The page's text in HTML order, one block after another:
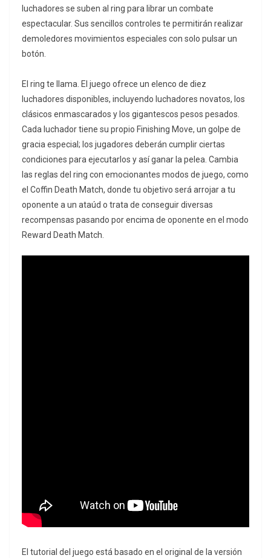
luchadores se suben al ring para librar un combate
espectacular. Sus sencillos controles te permitirán realizar
demoledores movimientos especiales con solo pulsar un
botón.
El ring te llama. El juego ofrece un elenco de diez
luchadores disponibles, incluyendo luchadores novatos, los
clásicos enmascarados y los gigantescos pesos pesados.
Cada luchador tiene su propio Finishing Move, un golpe de
gracia especial; los jugadores deberán cumplir ciertas
condiciones para ejecutarlos y así ganar la pelea. Cambia
las reglas del ring con emocionantes modos de juego, como
el Coffin Death Match, donde tu objetivo será arrojar a tu
oponente a un ataúd o trata de conseguir diversas
recompensas pasando por encima de oponente en el modo
Reward Death Match.
El tutorial del juego está basado en el original de la versión